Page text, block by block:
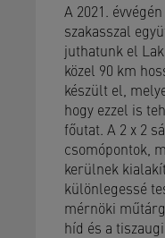
A 2021.
szakasszal
juthatunk el
közel 90 km
készült el,
hogy ezzel is
főutat. A 2 x 2
csomópontok,
kerülnek
különlegessé
mérnöki
híd és a